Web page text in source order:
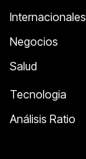
Internacionales
Negocios
Salud
Tecnologia
Análisis Ratio